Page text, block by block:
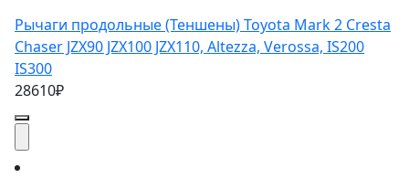
Рычаги продольные (Теншены) Toyota Mark 2 Cresta
Chaser JZX90 JZX100 JZX110, Altezza, Verossa, IS200
IS300
28610₽